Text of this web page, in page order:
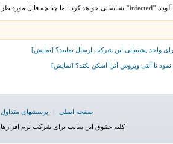
"infected" شناسایی خواهد کرد. اما چنانچه فایل موردنظر
واحد پشتیبانی این شرکت ارسال نمایید؟ [نمایش]
تا آنتی ویروس آنرا اسکن نکند؟ [نمایش]
صفحه اصلی پرسشهای متداول
کلیه حقوق این سایت برای شرکت نرم